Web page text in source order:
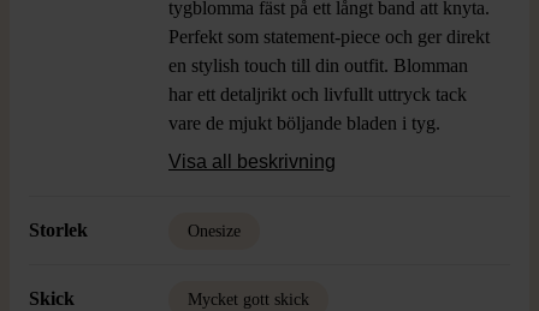
tygblomma fäst på ett långt band att knyta.
Perfekt som statement-piece och ger direkt
en stylish touch till din outfit. Blomman
har ett detaljrikt och livfullt uttryck tack
vare de mjukt böljande bladen i tyg.
Knytbandet gör den flexibel att bära på
Visa all beskrivning
Storlek Onesize
Skick Mycket gott skick